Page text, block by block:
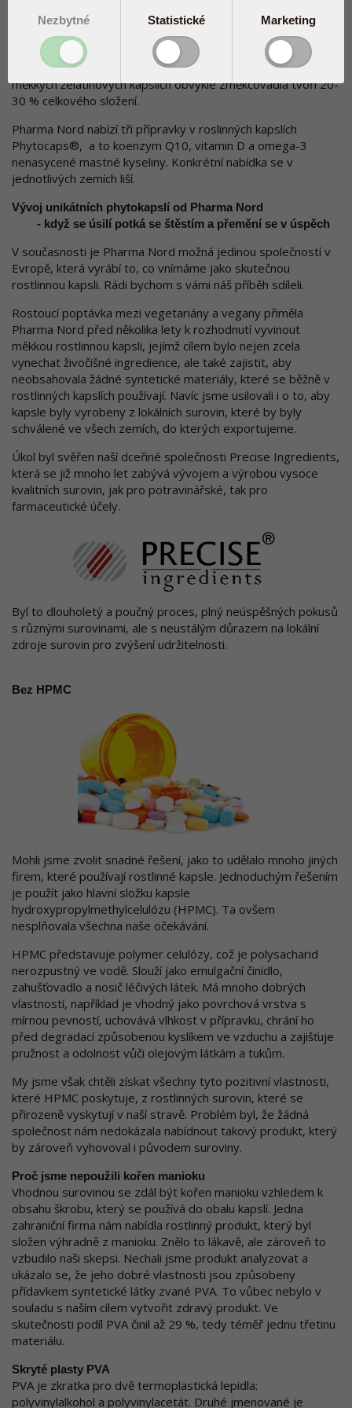
Plastifikátory jsou druh změkčovadel, které zvyšují plasticitu
různých materiálů. Používají se například k tomu, aby byl
pružný obal kapsle, čímž se minimalizuje jeho křehkost a
praskání a prodlužuje se trvanlivost kapsle. Ve standardních
měkkých želatinových kapslích obvykle změkčovadla tvoří 20-
30 % celkového složení.
Pharma Nord nabízí tři přípravky v roslinných kapslích
Phytocaps®, a to koenzym Q10, vitamin D a omega-3
nenasycené mastné kyseliny. Konkrétní nabídka se v
jednotlivých zemích liší.
Vývoj unikátních phytokapslí od Pharma Nord
- když se úsilí potká se štěstím a přemění se v úspěch
V současnosti je Pharma Nord možná jedinou společností v
Evropě, která vyrábí to, co vnímáme jako skutečnou
rostlinnou kapsli. Rádi bychom s vámi náš příběh sdíleli.
Rostoucí poptávka mezi vegetariány a vegany přiměla
Pharma Nord před několika lety k rozhodnutí vyvinout
měkkou rostlinnou kapsli, jejímž cílem bylo nejen zcela
vynechat živočišné ingredience, ale také zajistit, aby
neobsahovala žádné syntetické materiály, které se běžně v
rostlinných kapslích používají. Navíc jsme usilovali i o to, aby
kapsle byly vyrobeny z lokálních surovin, které by byly
schválené ve všech zemích, do kterých exportujeme.
Úkol byl svěřen naší dceřiné společnosti Precise Ingredients,
která se již mnoho let zabývá vývojem a výrobou vysoce
kvalitních surovin, jak pro potravinářské, tak pro
farmaceutické účely.
Byl to dlouholetý a poučný proces, plný neúspěšných pokusů
s různými surovinami, ale s neustálým důrazem na lokální
zdroje surovin pro zvýšení udržitelnosti.
Bez HPMC
Mohli jsme zvolit snadné řešení, jako to udělalo mnoho jiných
firem, které používají rostlinné kapsle. Jednoduchým řešením
je použít jako hlavní složku kapsle
hydroxypropylmethylcelulózu (HPMC). Ta ovšem
nesplňovala všechna naše očekávání.
HPMC představuje polymer celulózy, což je polysacharid
nerozpustný ve vodě. Slouží jako emulgační činidlo,
zahušťovadlo a nosič léčivých látek. Má mnoho dobrých
vlastností, například je vhodný jako povrchová vrstva s
mírnou pevností, uchovává vlhkost v přípravku, chrání ho
před degradací způsobenou kyslíkem ve vzduchu a zajišťuje
pružnost a odolnost vůči olejovým látkám a tukům.
My jsme však chtěli získat všechny tyto pozitivní vlastnosti,
které HPMC poskytuje, z rostlinných surovin, které se
přirozeně vyskytují v naší stravě. Problém byl, že žádná
společnost nám nedokázala nabídnout takový produkt, který
by zároveň vyhovoval i původem suroviny.
Proč jsme nepoužili kořen manioku
Vhodnou surovinou se zdál být kořen manioku vzhledem k
obsahu škrobu, který se používá do obalu kapslí. Jedna
zahraniční firma nám nabídla rostlinný produkt, který byl
složen výhradně z manioku. Znělo to lákavě, ale zároveň to
vzbudilo naši skepsi. Nechali jsme produkt analyzovat a
ukázalo se, že jeho dobré vlastnosti jsou způsobeny
přídavkem syntetické látky zvané PVA. To vůbec nebylo v
souladu s naším cílem vytvořit zdravý produkt. Ve
skutečnosti podíl PVA činil až 29 %, tedy téměř jednu třetinu
materiálu.
Skryté plasty PVA
PVA je zkratka pro dvě termoplastická lepidla:
polyvinylalkohol a polyvinylacetát. Druhé jmenované je
Nezbytné Statistické Marketing